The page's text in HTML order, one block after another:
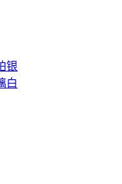
银
白